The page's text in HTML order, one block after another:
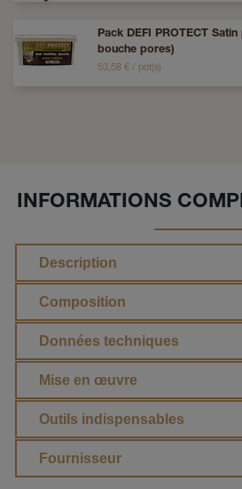
Pack DEFI PROTECT
bouche pores)
53,58 € / pot(s)
INFORMATIONS
Description
Composition
Données techniques
Mise en œuvre
Outils indispensables
Fournisseur